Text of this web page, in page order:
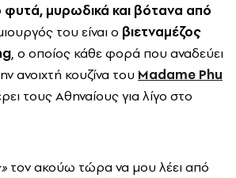
φυτά, μυρωδικά και βότανα από
του είναι ο βιετναμέζος
, ο οποίος κάθε φορά που αναδεύει
ανοιχτή κουζίνα του Madame Phu
τους Αθηναίους για λίγο στο
τον ακούω τώρα να μου λέει από